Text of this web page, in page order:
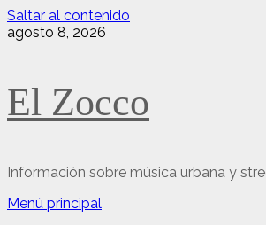
Saltar al contenido
agosto 8, 2026
El Zocco
Información sobre música urbana y
Menú principal